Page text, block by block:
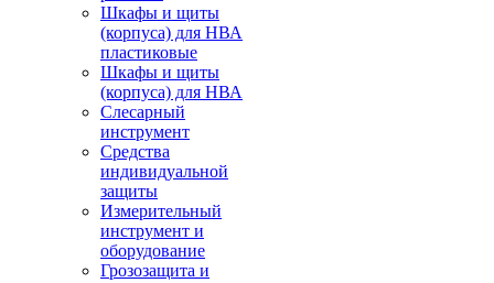
Шкафы и щиты
(корпуса) для НВА
пластиковые
Шкафы и щиты
(корпуса) для НВА
Слесарный
инструмент
Средства
индивидуальной
защиты
Измерительный
инструмент и
оборудование
Грозозащита и